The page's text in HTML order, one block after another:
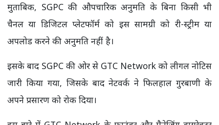
मुताबिक, SGPC की औपचारिक अनुमति के बिना किसी भी
चैनल या डिजिटल प्लेटफॉर्म को इस सामग्री को री-स्ट्रीम या
अपलोड करने की अनुमति नहीं है।
इसके बाद SGPC की ओर से GTC Network को लीगल नोटिस
जारी किया गया, जिसके बाद नेटवर्क ने फिलहाल गुरबाणी के
अपने प्रसारण को रोक दिया।